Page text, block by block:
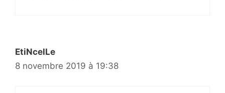
EtiNcelLe
8 novembre 2019 à 19:38